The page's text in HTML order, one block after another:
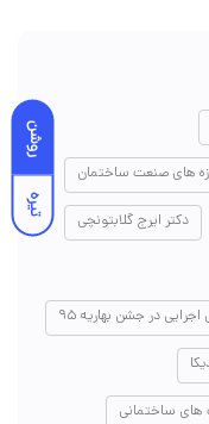
روشن
تیره
های صنعت ساختمان
دکتر ایرج گلابتونچی
در جشن بهاریه ۹۵
ساختمانی